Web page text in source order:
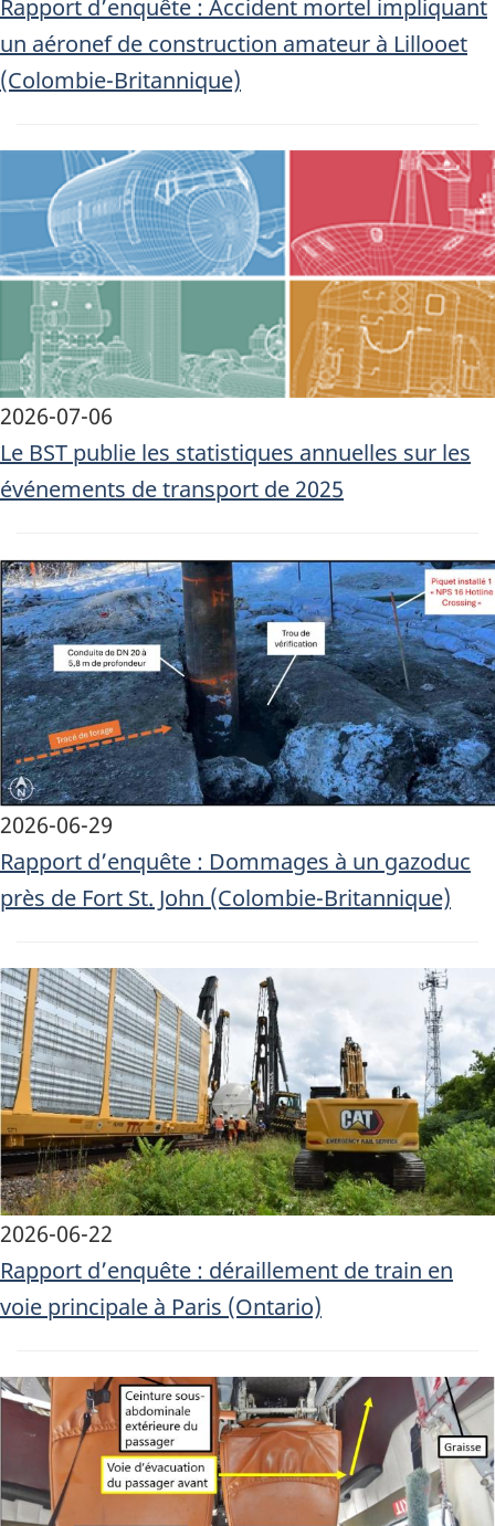
Rapport d’enquête : Accident mortel impliquant
un aéronef de construction amateur à Lillooet
(Colombie-Britannique)
Image
2026-07-06
Le BST publie les statistiques annuelles sur les
événements de transport de 2025
Image
2026-06-29
Rapport d’enquête : Dommages à un gazoduc
près de Fort St. John (Colombie-Britannique)
Image
2026-06-22
Rapport d’enquête : déraillement de train en
voie principale à Paris (Ontario)
Image